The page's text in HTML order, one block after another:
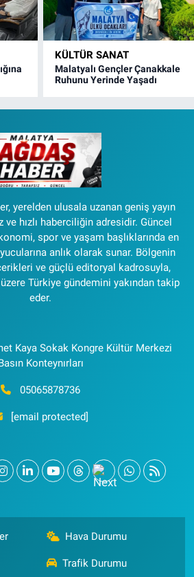
KÜLTÜR SANAT
Malatyalı Gençler Çanakkale
Ruhunu Yerinde Yaşadı
yerelden ulusala uzanan geniş yayın
ve hızlı haberciliğin adresidir. Güncel
spor ve yaşam başlıklarında en
anlık olarak sunar. Bölgenin
ve güçlü editoryal kadrosuyla,
Türkiye gündemini yakından takip
eder.
Kaya Sokak Kongre Kültür Merkezi
Konteynırları
05065878736
[email protected]
Hava Durumu
Trafik Durumu